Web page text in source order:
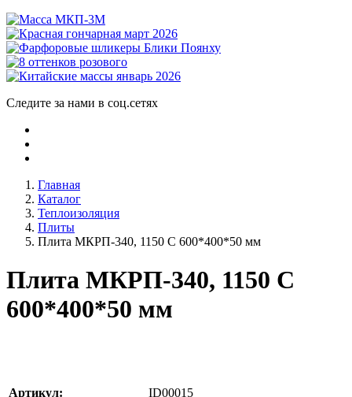
Следите за нами в соц.сетях
Главная
Каталог
Теплоизоляция
Плиты
Плита МКРП-340, 1150 С 600*400*50 мм
Плита МКРП-340, 1150 С
600*400*50 мм
Артикул:
ID00015